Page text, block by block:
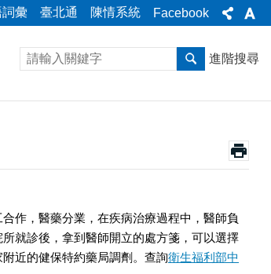
彙 臺北通 陳情系統 Facebook
進階搜尋
作，醫藥分業，在疾病治療過程中，醫師負
就診後，拿到醫師開立的處方箋，可以選擇
近的健保特約藥局調劑。查詢衛生福利部中